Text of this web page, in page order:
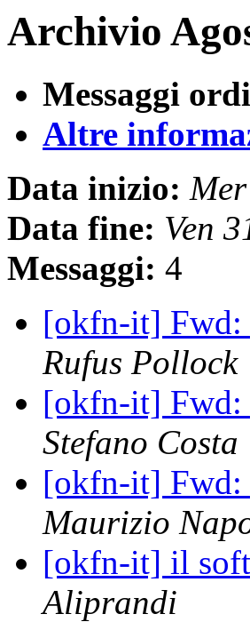
Archivio
Messaggi
Altre
Data inizio:
Data fine: Ven
Messaggi: 4
[okfn-it] Fwd:
Rufus Pollock
[okfn-it] Fwd:
Stefano Costa
[okfn-it] Fwd:
Maurizio
[okfn-it] il
Aliprandi